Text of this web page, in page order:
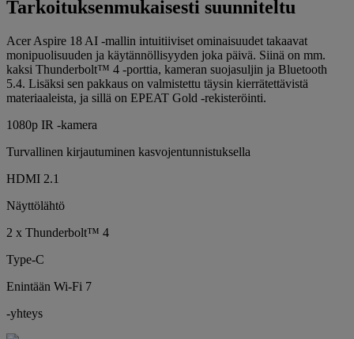
Tarkoituksenmukaisesti suunniteltu
Acer Aspire 18 AI -mallin intuitiiviset ominaisuudet takaavat
monipuolisuuden ja käytännöllisyyden joka päivä. Siinä on mm.
kaksi Thunderbolt™ 4 -porttia, kameran suojasuljin ja Bluetooth
5.4. Lisäksi sen pakkaus on valmistettu täysin kierrätettävistä
materiaaleista, ja sillä on EPEAT Gold -rekisteröinti.
1080p IR -kamera
Turvallinen kirjautuminen kasvojentunnistuksella
HDMI 2.1
Näyttölähtö
2 x Thunderbolt™ 4
Type-C
Enintään Wi-Fi 7
-yhteys